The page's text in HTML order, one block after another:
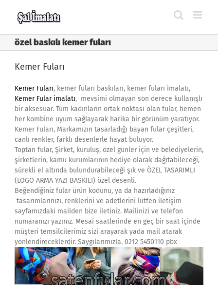
content
özel baskılı kemer fuları
Kemer Fuları
Kemer Fuları, kemer fuları baskıları, kemer fuları imalatı,
Kemer Fular imalatı, mevsimi olmayan son derece kullanışlı
bir aksesuar. Tüm kadınların ortak noktası olan fular, hemen
her kombine uyum sağlayarak harika bir görünüm yaratıyor.
Kemer Fuları, Markamızın tasarladığı bayan fular çeşitleri,
canlı renkler, farklı desenlerle hayat buluyor.
Toptan fular, Şirket, kuruluş, özel günler için ve belediyelerin,
şirketlerin, kamu kurumlarının hediye olarak dağıtabileceği,
sürekli el altında bulundurabileceği şık ve ÖZEL TASARIMLI
(LOGO ARMA YAZI BASKILI) özel desenli.
Beğendiğiniz fular ürün kodunu, ya da hazırladığınız
tasarımlarınızı, renklerini ve adetlerini lütfen iletişim
sayfamızdaki mailden bize iletiniz. Mailinizi ve telefon
numaranızı yazınız. Mesai saatlerinde en geç bir saat içinde
müşteri temsilcilerimiz sizi arayarak yada mail atarak
yönlendireceklerdir. Saygılarımızla. 0212 5450110 pbx